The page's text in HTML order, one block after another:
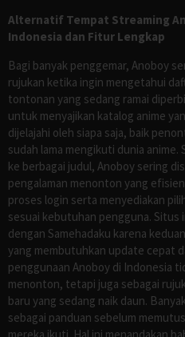
Alternatif Tempat Streaming
Indonesia dan Fitur Lengkap
Bagi banyak penggemar, Anoboy
rujukan ketika ingin mengetahui
tontonan yang sedang ramai
untuk menyajikan katalog anime
dijelajahi oleh siapa saja, baik
sudah lama mengikuti dunia anime.
ke berbagai judul, Anoboy sering
pengalaman menonton yang
proses login serta menyediakan
sesuai kebutuhan pengguna. Situs
dengan Samehadaku karena
yang membutuhkan update cepat
penggunaan Anoboy di Indonesia
menonton, tetapi juga sebagai
baru yang sedang naik daun.
sebagai panduan sebelum